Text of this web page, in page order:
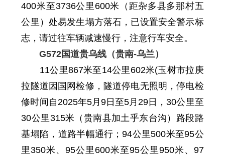
400米至3736公里600米（距杂多县多那村五
公里）处易发生塌方落石 ， 已设置安全警示标
志 ，请过往车辆减速慢行，注意行车安全。
G572国道贵乌线 （贵南-乌兰）
11公里867米至14公里 602米(玉树市拉庚
拉隧道因国网检修，隧道停电无照明，停电检
修时间自 2025年5月9日至5月29日 ，30公里至
30公里315米 （贵南县加土乎东台沟） 路段路
基塌陷，道路半幅通行 ；94公里500米至95公
里350米 、95公里 600米至95公里950米 、97